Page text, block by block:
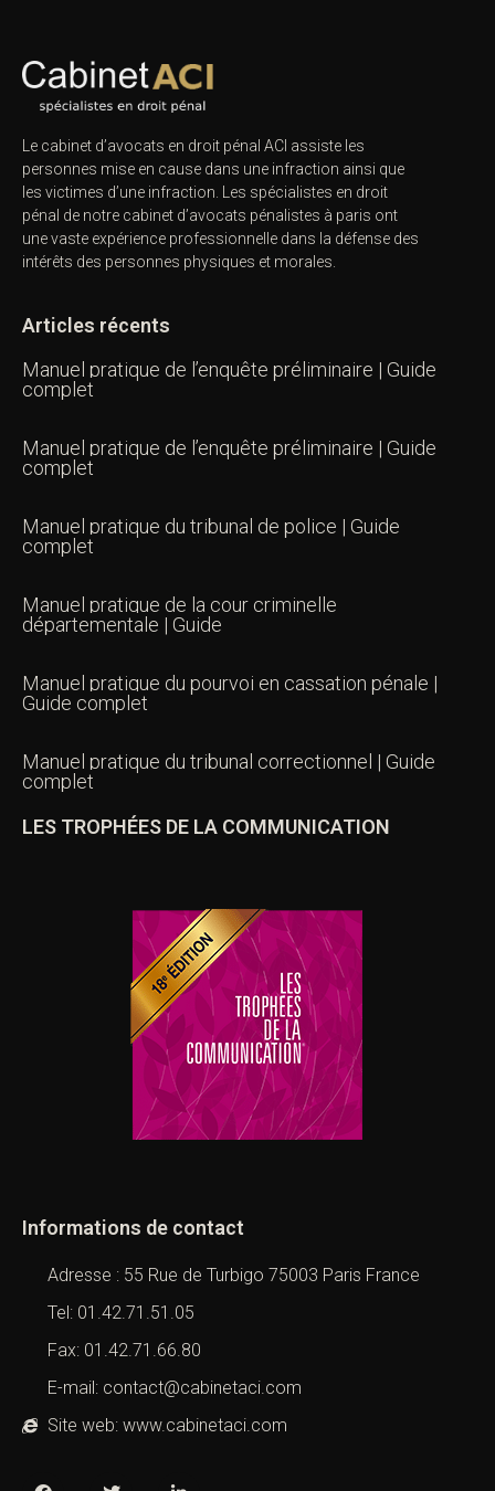
Le cabinet d’avocats en droit pénal ACI assiste les
personnes mise en cause dans une infraction ainsi que
les victimes d’une infraction. Les spécialistes en droit
pénal de notre cabinet d’avocats pénalistes à paris ont
une vaste expérience professionnelle dans la défense des
intérêts des personnes physiques et morales.
Articles récents
Manuel pratique de l’enquête préliminaire | Guide
complet
Manuel pratique de l’enquête préliminaire | Guide
complet
Manuel pratique du tribunal de police | Guide
complet
Manuel pratique de la cour criminelle
départementale | Guide
Manuel pratique du pourvoi en cassation pénale |
Guide complet
Manuel pratique du tribunal correctionnel | Guide
complet
LES TROPHÉES DE LA COMMUNICATION
Informations de contact
Adresse : 55 Rue de Turbigo 75003 Paris France
Tel: 01.42.71.51.05
Fax: 01.42.71.66.80
E-mail: contact@cabinetaci.com
Site web: www.cabinetaci.com